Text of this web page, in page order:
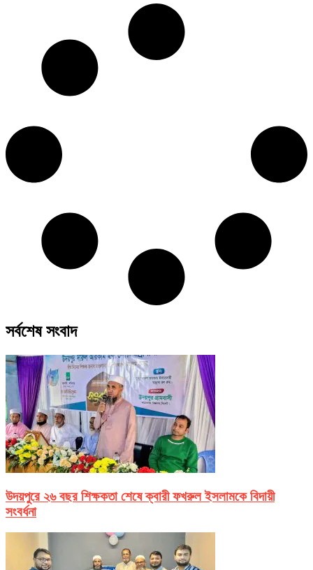
সর্বশেষ সংবাদ
উদয়পুরে ২৬ বছর শিক্ষকতা শেষে ক্বারী ফখরুল ইসলামকে বিদায়ী
সংবর্ধনা